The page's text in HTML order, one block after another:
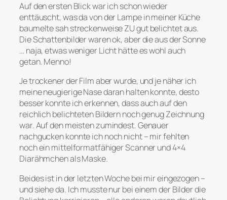
Auf den ersten Blick war ich schon wieder
enttäuscht, was da von der Lampe in meiner Küche
baumelte sah streckenweise ZU gut belichtet aus.
Die Schattenbilder waren ok, aber die aus der Sonne
… naja, etwas weniger Licht hätte es wohl auch
getan. Menno!
Je trockener der Film aber wurde, und je näher ich
meine neugierige Nase daran halten konnte, desto
besser konnte ich erkennen, dass auch auf den
reichlich belichteten Bildern noch genug Zeichnung
war. Auf den meisten zumindest. Genauer
nachgucken konnte ich noch nicht – mir fehlten
noch ein mittelformatfähiger Scanner und 4×4
Diarähmchen als Maske.
Beides ist in der letzten Woche bei mir eingezogen –
und siehe da. Ich musste nur bei einem der Bilder die